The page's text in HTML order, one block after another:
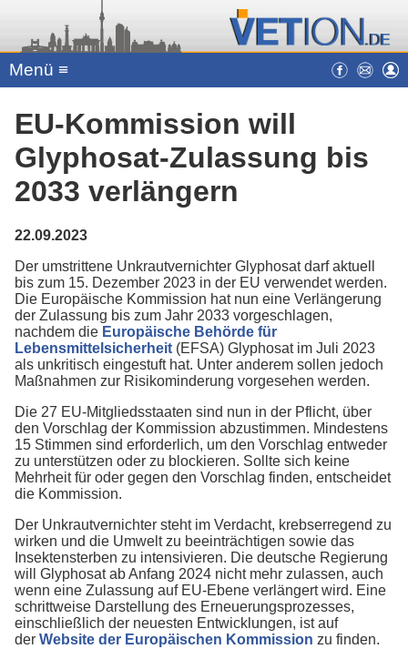
Menü ≡
EU-Kommission will
Glyphosat-Zulassung bis
2033 verlängern
22.09.2023
Der umstrittene Unkrautvernichter Glyphosat darf aktuell
bis zum 15. Dezember 2023 in der EU verwendet werden.
Die Europäische Kommission hat nun eine Verlängerung
der Zulassung bis zum Jahr 2033 vorgeschlagen,
nachdem die Europäische Behörde für
Lebensmittelsicherheit (EFSA) Glyphosat im Juli 2023
als unkritisch eingestuft hat. Unter anderem sollen jedoch
Maßnahmen zur Risikominderung vorgesehen werden.
Die 27 EU-Mitgliedsstaaten sind nun in der Pflicht, über
den Vorschlag der Kommission abzustimmen. Mindestens
15 Stimmen sind erforderlich, um den Vorschlag entweder
zu unterstützen oder zu blockieren. Sollte sich keine
Mehrheit für oder gegen den Vorschlag finden, entscheidet
die Kommission.
Der Unkrautvernichter steht im Verdacht, krebserregend zu
wirken und die Umwelt zu beeinträchtigen sowie das
Insektensterben zu intensivieren. Die deutsche Regierung
will Glyphosat ab Anfang 2024 nicht mehr zulassen, auch
wenn eine Zulassung auf EU-Ebene verlängert wird. Eine
schrittweise Darstellung des Erneuerungsprozesses,
einschließlich der neuesten Entwicklungen, ist auf
der Website der Europäischen Kommission zu finden.